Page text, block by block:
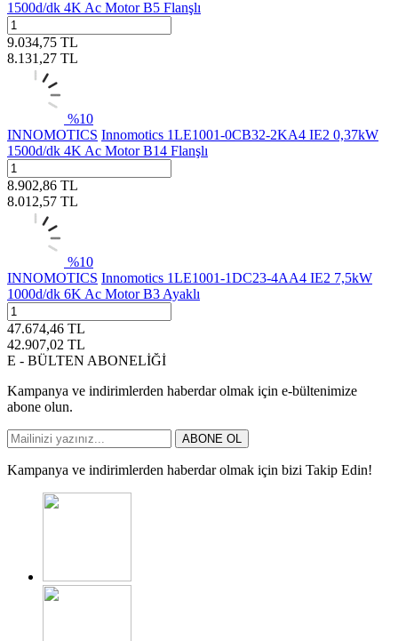
1500d/dk 4K Ac Motor B5 Flanşlı
9.034,75 TL
8.131,27 TL
%10
INNOMOTICS Innomotics 1LE1001-0CB32-2KA4 IE2 0,37kW
1500d/dk 4K Ac Motor B14 Flanşlı
8.902,86 TL
8.012,57 TL
%10
INNOMOTICS Innomotics 1LE1001-1DC23-4AA4 IE2 7,5kW
1000d/dk 6K Ac Motor B3 Ayaklı
47.674,46 TL
42.907,02 TL
E - BÜLTEN ABONELİĞİ
Kampanya ve indirimlerden haberdar olmak için e-bültenimize
abone olun.
ABONE OL
Kampanya ve indirimlerden haberdar olmak için bizi Takip Edin!